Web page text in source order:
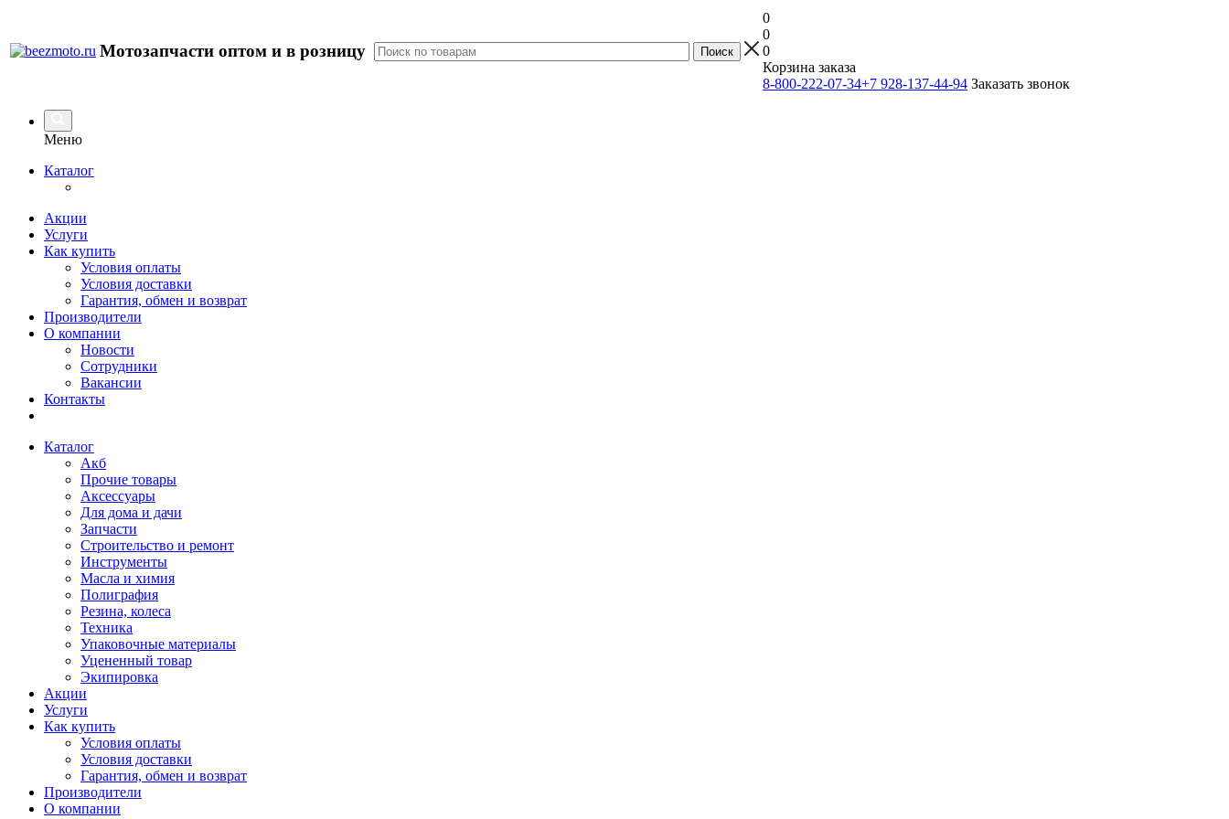
Мотозапчасти оптом и в розницу
0
0
0
Корзина заказа
8-800-222-07-34+7 928-137-44-94 Заказать звонок
Меню
Каталог
Акции
Услуги
Как купить
Условия оплаты
Условия доставки
Гарантия, обмен и возврат
Производители
О компании
Новости
Сотрудники
Вакансии
Контакты
Каталог
Акб
Прочие товары
Аксессуары
Для дома и дачи
Запчасти
Строительство и ремонт
Инструменты
Масла и химия
Полиграфия
Резина, колеса
Техника
Упаковочные материалы
Уцененный товар
Экипировка
Акции
Услуги
Как купить
Условия оплаты
Условия доставки
Гарантия, обмен и возврат
Производители
О компании